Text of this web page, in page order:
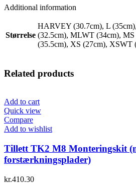
Additional information
Størrelse
HARVEY (30.7cm), L
(32.5cm), MLWT (34cm),
(35.5cm), XS (27cm), XSWT
Related products
Add to cart
Quick view
Compare
Add to wishlist
Tillett TK2 M8 Monteringskit
forstærkningsplader)
kr.410.30